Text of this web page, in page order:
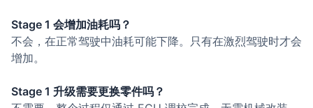
Stage 1 会增加油耗吗？
不会，在正常驾驶中油耗可能下降。只有在激烈驾驶时才会
增加。
Stage 1 升级需要更换零件吗？